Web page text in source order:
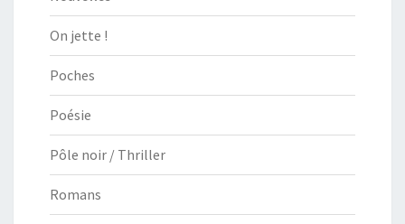
On jette !
Poches
Poésie
Pôle noir / Thriller
Romans